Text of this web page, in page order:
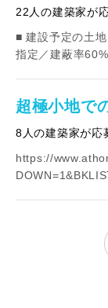
22人の建築家が
■ 建設予定の土
指定／建蔽率
超極小地で
8人の建築家が応
https://